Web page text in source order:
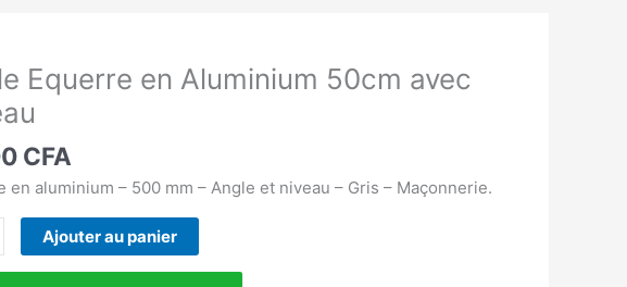
Equerre en Aluminium 50cm avec
CFA
en aluminium – 500 mm – Angle et niveau – Gris – Maçonnerie.
Ajouter au panier